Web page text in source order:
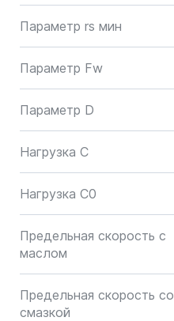
Параметр rs мин
Параметр Fw
Параметр D
Нагрузка C
Нагрузка C0
Предельная скорость с
маслом
Предельная скорость со
смазкой